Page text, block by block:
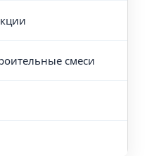
смеси